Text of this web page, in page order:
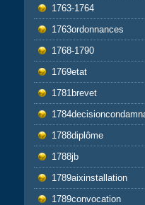
1763-1764
1763ordonnances
1768-1790
1769etat
1781brevet
1788diplôme
1788jb
1789aixinstallation
1789convocation